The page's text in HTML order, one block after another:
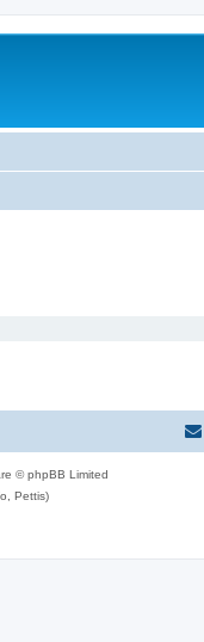
© phpBB Limited
Pettis)